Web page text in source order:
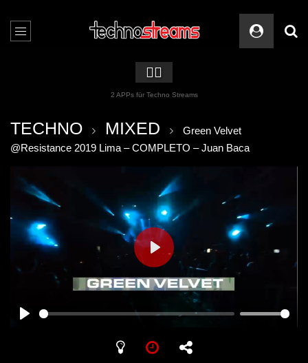
🏳️‍🌈
2 APPs für Techno Streams
TECHNO MIXED
Green Velvet
@Resistance 2019 Lima – COMPLETO – Juan Baca
PLAY